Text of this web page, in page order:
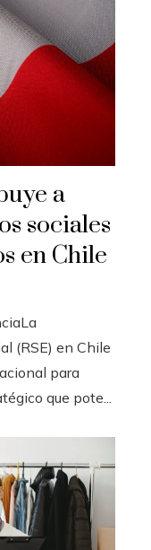
a
sociales
en Chile
(RSE) en Chile
para
que pote...